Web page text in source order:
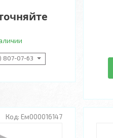
807-07-63
Ем000016147